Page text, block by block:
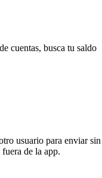
cuentas, busca tu saldo
usuario para enviar sin
de la app.